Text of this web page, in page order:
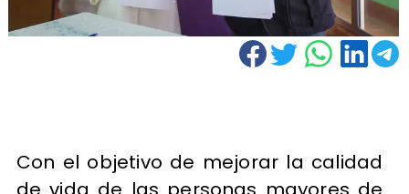
Con el objetivo de mejorar la calidad